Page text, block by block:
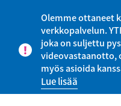
Olemme ottaneet
verkkopalvelun.
joka on suljettu
videovastaanotto,
myös asioida
Lue lisää